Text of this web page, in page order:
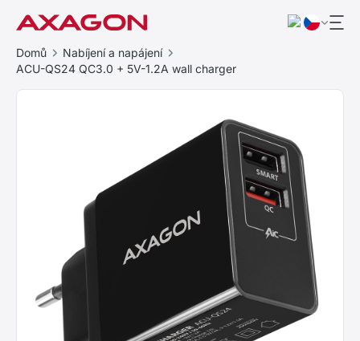
Domů
Nabíjení a napájení
ACU-QS24 QC3.0 + 5V-1.2A wall charger